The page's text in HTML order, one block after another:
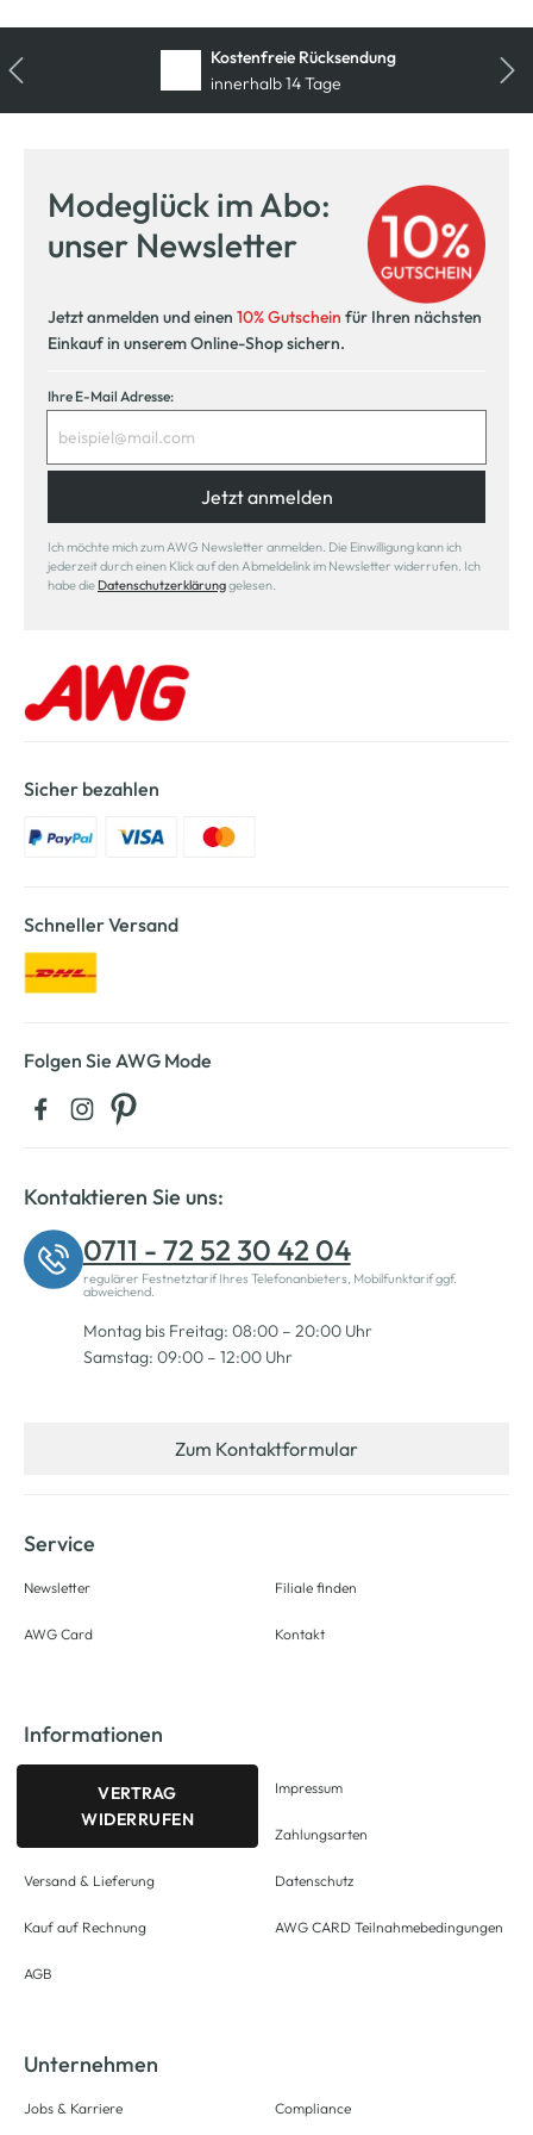
Kostenfreie Rücksendung
innerhalb 14 Tage
Modeglück im Abo:
unser Newsletter
Jetzt anmelden und einen 10% Gutschein für Ihren nächsten
Einkauf in unserem Online-Shop sichern.
Ihre E-Mail Adresse:
Jetzt anmelden
Ich möchte mich zum AWG Newsletter anmelden. Die Einwilligung kann ich
jederzeit durch einen Klick auf den Abmeldelink im Newsletter widerrufen. Ich
habe die Datenschutzerklärunggelesen.
Sicher bezahlen
Schneller Versand
Folgen Sie AWG Mode
Kontaktieren Sie uns:
0711 - 72 52 30 42 04
regulärer Festnetztarif Ihres Telefonanbieters, Mobilfunktarif ggf.
abweichend.
Montag bis Freitag: 08:00 – 20:00 Uhr
Samstag: 09:00 – 12:00 Uhr
Zum Kontaktformular
Service
Newsletter
AWG Card
Filiale finden
Kontakt
Informationen
VERTRAG
WIDERRUFEN
Versand & Lieferung
Kauf auf Rechnung
AGB
Impressum
Zahlungsarten
Datenschutz
AWG CARD Teilnahmebedingungen
Unternehmen
Jobs & Karriere Compliance